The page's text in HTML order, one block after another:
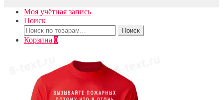
Моя учётная запись
Поиск
Искать:
Поиск
Корзина 0